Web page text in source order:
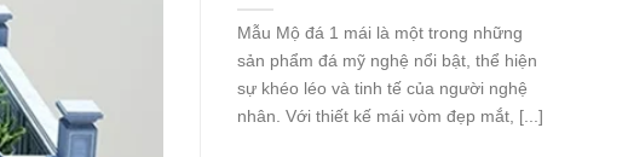
Mẫu Mộ đá 1 mái là một trong những
sản phẩm đá mỹ nghệ nổi bật, thể hiện
sự khéo léo và tinh tế của người nghệ
nhân. Với thiết kế mái vòm đẹp mắt, [...]